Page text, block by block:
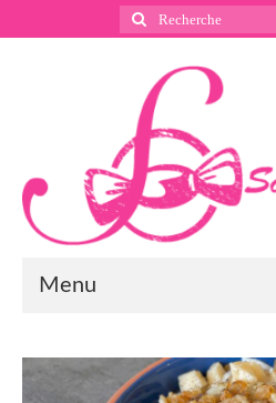
Rechercher
:
Menu
Instagram